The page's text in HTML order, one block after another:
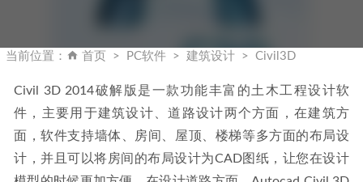
当前位置： 首页 PC软件 建筑设计 Civil3D
Civil 3D 2014破解版是一款功能丰富的土木工程设计软
件，主要用于建筑设计、道路设计两个方面，在建筑方
面，软件支持墙体、房间、屋顶、楼梯等多方面的布局设
计，并且可以将房间的布局设计为CAD图纸，让您在设计
子特效调色大全 2022-10-25
10-23
Lingo 11 (附中文汉化补丁)下载地址和安装教程
2019-11-06
NBA篮球大师-巨星王者，2周年版2020年4月 2020-04-05
DiRoots One v2.7.3 中文版For Revit 2027-Revit 插件管理参